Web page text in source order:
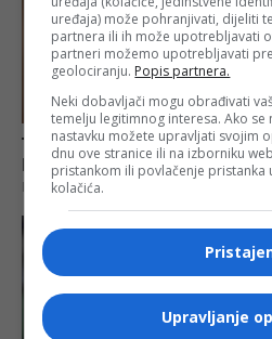
uređaja) može pohranjivati, dijeliti
partnera ili ih može upotrebljavati
partneri možemo upotrebljavati
geolociranju. Popis partnera.
Neki dobavljači mogu obrađivati
temelju legitimnog interesa. Ako se
nastavku možete upravljati svojim
dnu ove stranice ili na izborniku
pristankom ili povlačenje pristanka
kolačića.
Upravljanje